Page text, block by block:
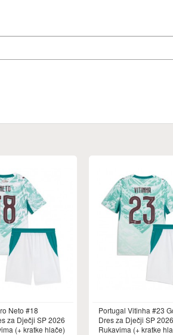
Neto #18
za Dječji SP 2026
(+ kratke hlače)
Portugal Vitinha #23
Dres za Dječji SP
Rukavima (+ kratke